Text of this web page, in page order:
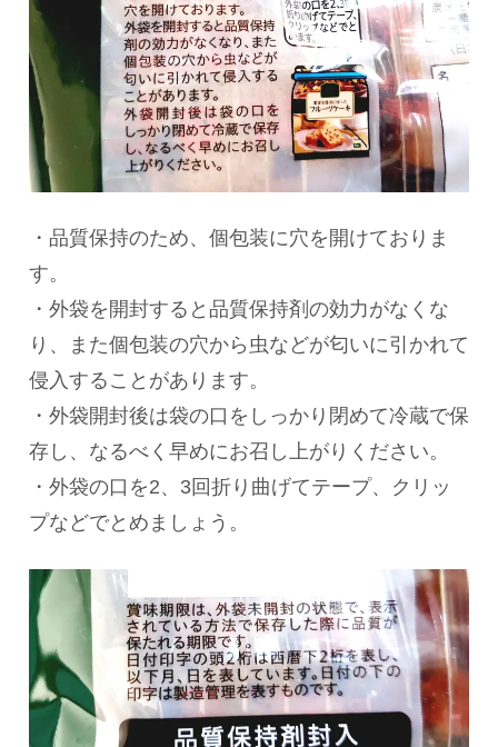
・品質保持のため、個包装に穴を開けておりま
す。
・外袋を開封すると品質保持剤の効力がなくな
り、また個包装の穴から虫などが匂いに引かれて
侵入することがあります。
・外袋開封後は袋の口をしっかり閉めて冷蔵で保
存し、なるべく早めにお召し上がりください。
・外袋の口を2、3回折り曲げてテープ、クリッ
プなどでとめましょう。